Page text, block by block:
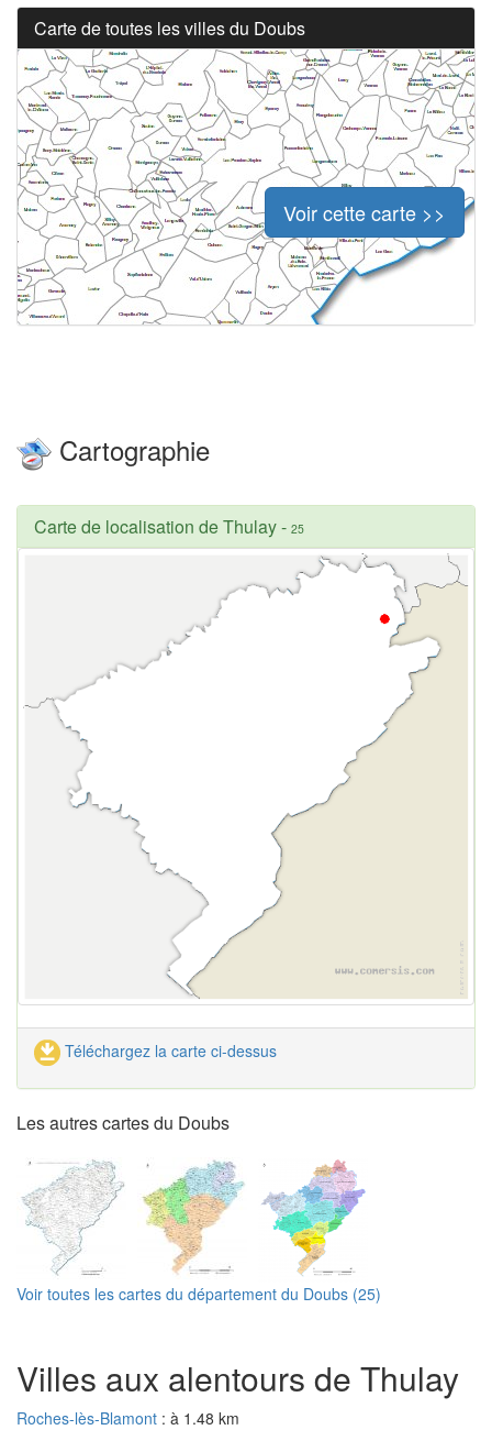
Carte de toutes les villes du Doubs
Voir cette carte >>
Cartographie
Carte de localisation de Thulay- 25
Téléchargez la carte ci-dessus
Les autres cartes du Doubs
Voir toutes les cartes du département du Doubs (25)
Villes aux alentours de Thulay
Roches-lès-Blamont : à 1.48 km